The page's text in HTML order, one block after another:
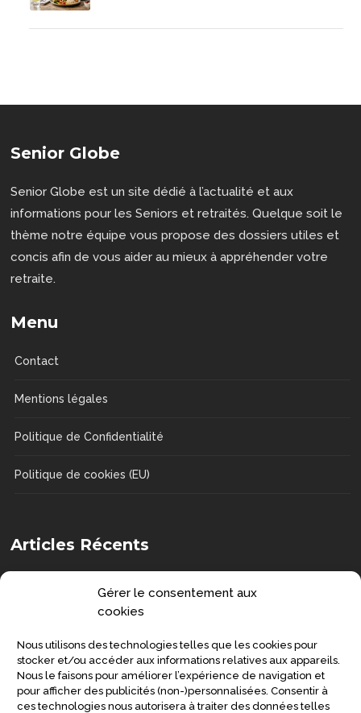
Gérer le consentement aux
cookies
Nous utilisons des technologies telles que les cookies pour
stocker et/ou accéder aux informations relatives aux appareils.
Nous le faisons pour améliorer l’expérience de navigation et
pour afficher des publicités (non-)personnalisées. Consentir à
ces technologies nous autorisera à traiter des données telles
Senior Globe
Senior Globe est un site dédié à l’actualité et aux
informations pour les Seniors et retraités. Quelque soit le
thème notre équipe vous propose des dossiers utiles et
concis afin de vous aider au mieux à appréhender votre
retraite.
Menu
Contact
Mentions légales
Politique de Confidentialité
Politique de cookies (EU)
Articles Récents
Senior : prévenir la grippe et préserver
sa santé
SANTÉ